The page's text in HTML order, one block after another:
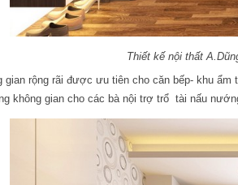
Thiết kế nội thất
gian rộng rãi được ưu tiên cho căn bếp- khu
không gian cho các bà nội trợ trổ tài nấu